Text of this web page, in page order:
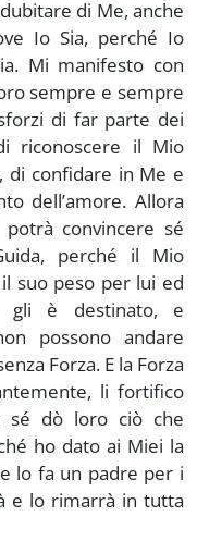
di Me, anche
Io Sia, perché Io
Mi manifesto con
sempre e sempre
di far parte dei
riconoscere il Mio
di confidare in Me e
dell’amore. Allora
convincere sé
perché il Mio
suo peso per lui ed
gli è destinato, e
possono andare
Forza. E la Forza
li fortifico
sé dò loro ciò che
ho dato ai Miei la
lo fa un padre per i
e lo rimarrà in tutta